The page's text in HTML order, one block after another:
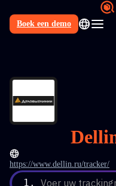
Boek een demo
https://www.dellin.ru/tracker/
1. Voer uw